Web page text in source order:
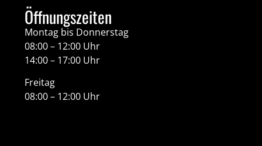
Öffnungszeiten
Montag bis Donnerstag
08:00 – 12:00 Uhr
14:00 – 17:00 Uhr
Freitag
08:00 – 12:00 Uhr